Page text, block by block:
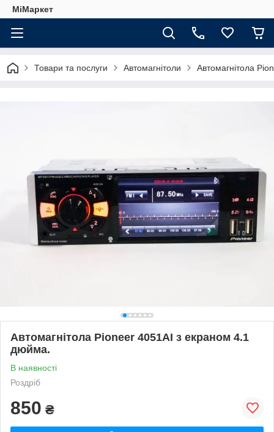
МіМаркет
Товари та послуги Автомагнітоли Автомагнітола
Автомагнітола Pioneer 4051AI з екраном 4.1
дюйма.
В наявності
Роздріб
850 ₴